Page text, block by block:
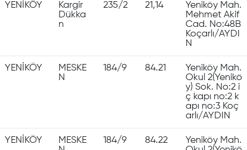
YENİKÖY
Kargir
Dükka
n
235/2 21,14
Yeniköy Mah.
Mehmet Akif
Cad. No:48B
Koçarlı/AYDI
N
YENİKÖY
MESKE
N
184/9 84.21
Yeniköy Mah.
Okul 2(Yenikö
y) Sok. No:2 i
ç kapı no:2 k
apı no:3 Koç
arlı/AYDIN
YENİKÖY
MESKE
184/9 84.22
Yeniköy Mah.